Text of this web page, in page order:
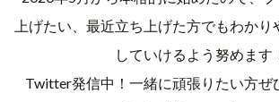
上げたい、最近立ち上げた方でもわか
していけるよう努めます
Twitter発信中！一緒に頑張りたい方ぜ